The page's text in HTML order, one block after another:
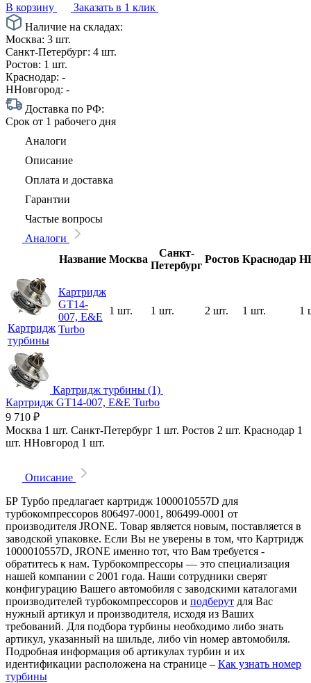
В корзину
Заказать в 1 клик
Наличие на складах:
Москва: 3 шт.
Санкт-Петербург: 4 шт.
Ростов: 1 шт.
Краснодар: -
ННовгород: -
Доставка по РФ:
Срок от 1 рабочего дня
Аналоги
Описание
Оплата и доставка
Гарантии
Частые вопросы
Аналоги
Название Москва
Санкт-
Петербург
Ростов Краснодар
Картридж
турбины
Картридж
GT14-
007, E&E
Turbo
1 шт. 1 шт. 2 шт. 1 шт. 1
Картридж турбины (1)
Картридж GT14-007, E&E Turbo
9 710 ₽
Москва 1 шт. Санкт-Петербург 1 шт. Ростов 2 шт. Краснодар 1
шт. ННовгород 1 шт.
Описание
БР Турбо предлагает картридж 1000010557D для
турбокомпрессоров 806497-0001, 806499-0001 от
производителя JRONE. Товар является новым, поставляется в
заводской упаковке. Если Вы не уверены в том, что Картридж
1000010557D, JRONE именно тот, что Вам требуется -
обратитесь к нам. Турбокомпрессоры — это специализация
нашей компании с 2001 года. Наши сотрудники сверят
конфигурацию Вашего автомобиля с заводскими каталогами
производителей турбокомпрессоров и подберут для Вас
нужный артикул и производителя, исходя из Ваших
требований. Для подбора турбины необходимо либо знать
артикул, указанный на шильде, либо vin номер автомобиля.
Подробная информация об артикулах турбин и их
идентификации расположена на странице – Как узнать номер
турбины